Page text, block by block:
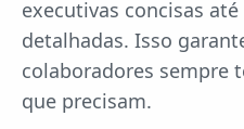
executivas concisas
detalhadas. Isso
colaboradores sempre
que precisam.